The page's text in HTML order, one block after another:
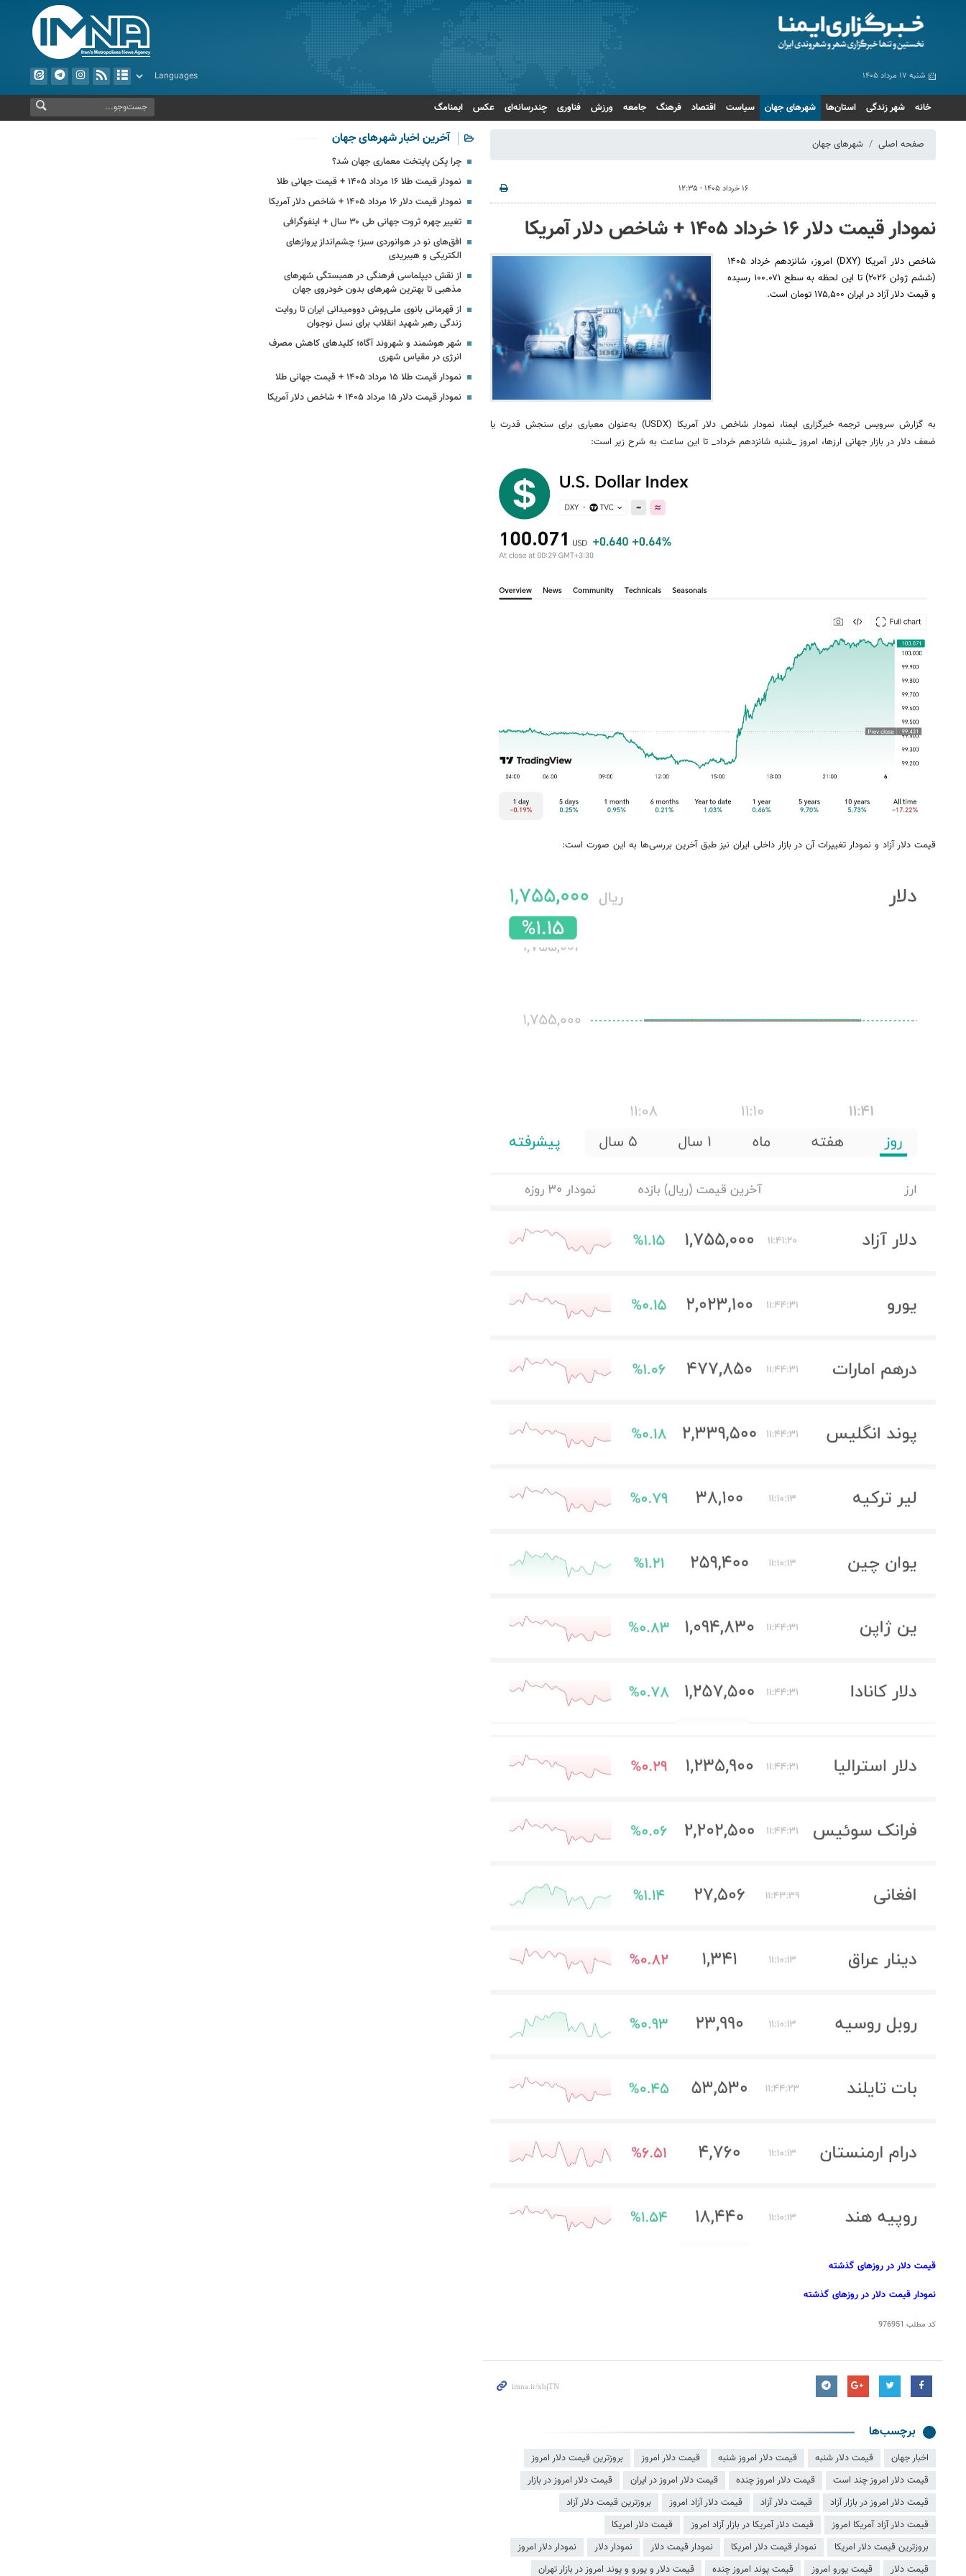
شنبه ۱۷ مرداد ۱۴۰۵
خانه شهر زندگی استان‌ها شهرهای جهان سیاست اقتصاد فرهنگ جامعه ورزش فناوری چندرسانه‌ای عکس ایمنامگ
صفحه اصلی شهرهای جهان
۱۶ خرداد ۱۴۰۵ - ۱۲:۳۵
نمودار قیمت دلار ۱۶ خرداد ۱۴۰۵ + شاخص دلار آمریکا
شاخص دلار آمریکا (DXY) امروز، شانزدهم خرداد ۱۴۰۵
(ششم ژوئن ۲۰۲۶) تا این لحظه به سطح ۱۰۰.۰۷۱ رسیده
و قیمت دلار آزاد در ایران ۱۷۵,۵۰۰ تومان است.
به گزارش سرویس ترجمه خبرگزاری ایمنا، نمودار شاخص دلار آمریکا (USDX) به‌عنوان معیاری برای سنجش قدرت یا
ضعف دلار در بازار جهانی ارزها، امروز _شنبه شانزدهم خرداد_ تا این ساعت به شرح زیر است:
قیمت دلار آزاد و نمودار تغییرات آن در بازار داخلی ایران نیز طبق آخرین بررسی‌ها به این صورت است:
قیمت دلار در روزهای گذشته
نمودار قیمت دلار در روزهای گذشته
کد مطلب 976951
برچسب‌ها
اخبار جهان قیمت دلار شنبه قیمت دلار امروز شنبه قیمت دلار امروز
بروزترین قیمت دلار امروز
قیمت دلار امروز چند است
قیمت دلار امروز چنده قیمت دلار امروز در ایران
قیمت دلار امروز در بازار
قیمت دلار امروز در بازار آزاد
قیمت دلار آزاد قیمت دلار آزاد امروز
بروزترین قیمت دلار آزاد
قیمت دلار آزاد آمریکا امروز
قیمت دلار آمریکا در بازار آزاد امروز
قیمت دلار امریکا
بروزترین قیمت دلار امریکا
نمودار قیمت دلار امریکا نمودار قیمت دلار نمودار دلار
نمودار دلار امروز
قیمت دلار
قیمت یورو امروز قیمت پوند امروز چنده قیمت دلار و یورو و پوند امروز در بازار تهران
آخرین اخبار شهرهای جهان
چرا پکن پایتخت معماری جهان شد؟
نمودار قیمت طلا ۱۶ مرداد ۱۴۰۵ + قیمت جهانی طلا
نمودار قیمت دلار ۱۶ مرداد ۱۴۰۵ + شاخص دلار آمریکا
تغییر چهره‌ ثروت جهانی طی ۳۰ سال + اینفوگرافی
افق‌های نو در هوانوردی سبز؛ چشم‌انداز پروازهای
الکتریکی و هیبریدی
از نقش دیپلماسی فرهنگی در همبستگی شهرهای
مذهبی تا بهترین شهرهای بدون خودروی جهان
از قهرمانی بانوی ملی‌پوش دوومیدانی ایران تا روایت
زندگی رهبر شهید انقلاب برای نسل نوجوان
شهر هوشمند و شهروند آگاه؛ کلیدهای کاهش مصرف
انرژی در مقیاس شهری
نمودار قیمت طلا ۱۵ مرداد ۱۴۰۵ + قیمت جهانی طلا
نمودار قیمت دلار ۱۵ مرداد ۱۴۰۵ + شاخص دلار آمریکا